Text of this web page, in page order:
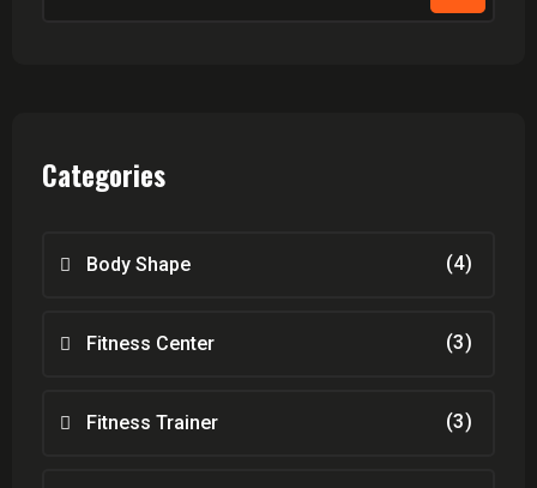
Categories
Body Shape (4)
Fitness Center (3)
Fitness Trainer (3)